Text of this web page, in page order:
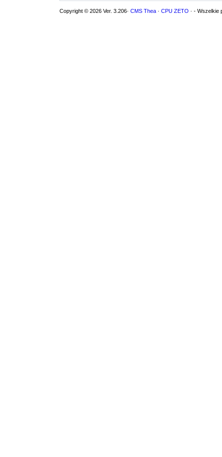
Copyright © 2026 Ver. 3.206· CMS Thea · CPU ZETO · - Wszelkie